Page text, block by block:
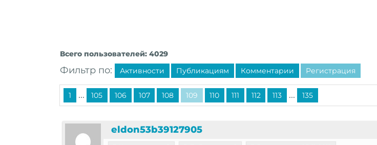
Всего пользователей: 4029
Фильтр по: Активности Публикациям Комментарии Регистрация
1 ... 105 106 107 108 109 110 111 112 113 ... 135
eldon53b39127905